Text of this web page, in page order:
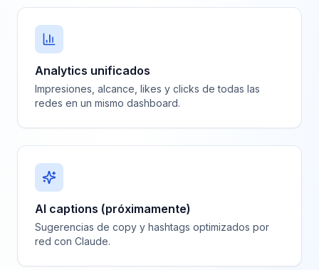
Analytics unificados
Impresiones, alcance, likes y clicks de todas las
redes en un mismo dashboard.
AI captions (próximamente)
Sugerencias de copy y hashtags optimizados por
red con Claude.